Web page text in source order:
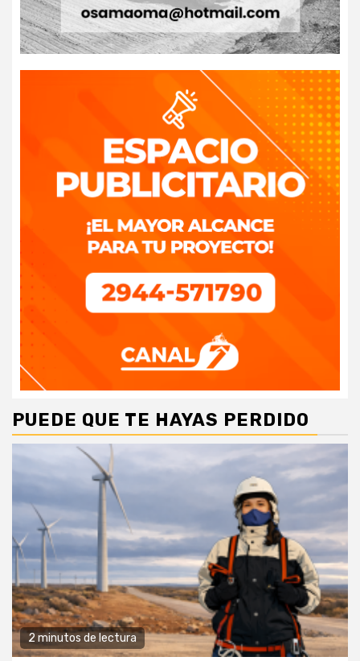
PUEDE QUE TE HAYAS PERDIDO
2 minutos de lectura